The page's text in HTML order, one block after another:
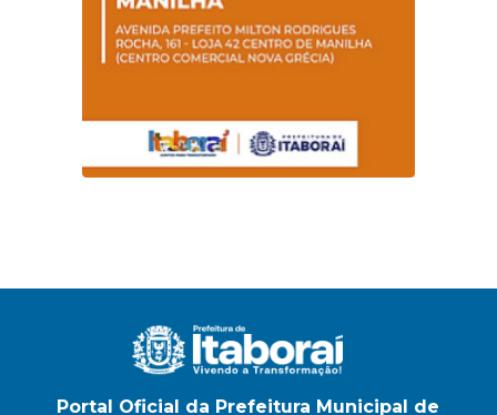
Portal Oficial da Prefeitura Municipal de